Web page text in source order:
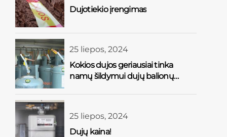
Dujotiekio įrengimas
25 liepos, 2024
Kokios dujos geriausiai tinka
namų šildymui dujų balionų
25 liepos, 2024
Dujų kaina!